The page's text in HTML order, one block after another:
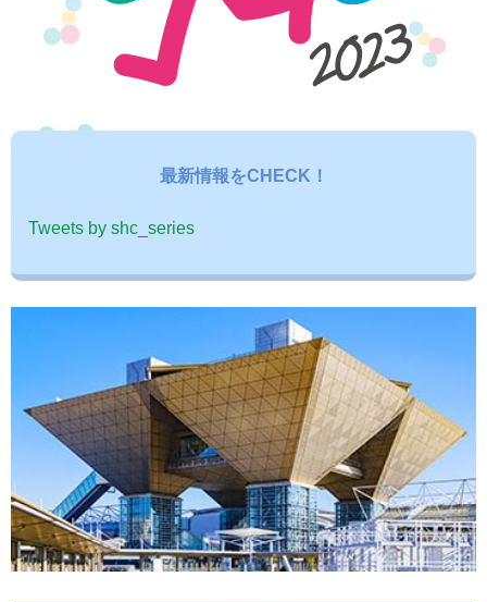
最新情報をCHECK！
Tweets by shc_series